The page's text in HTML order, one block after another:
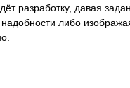
разработку, давая
либо